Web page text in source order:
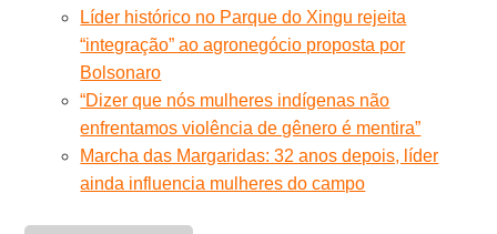
Líder histórico no Parque do Xingu rejeita
“integração” ao agronegócio proposta por
Bolsonaro
“Dizer que nós mulheres indígenas não
enfrentamos violência de gênero é mentira”
Marcha das Margaridas: 32 anos depois, líder
ainda influencia mulheres do campo